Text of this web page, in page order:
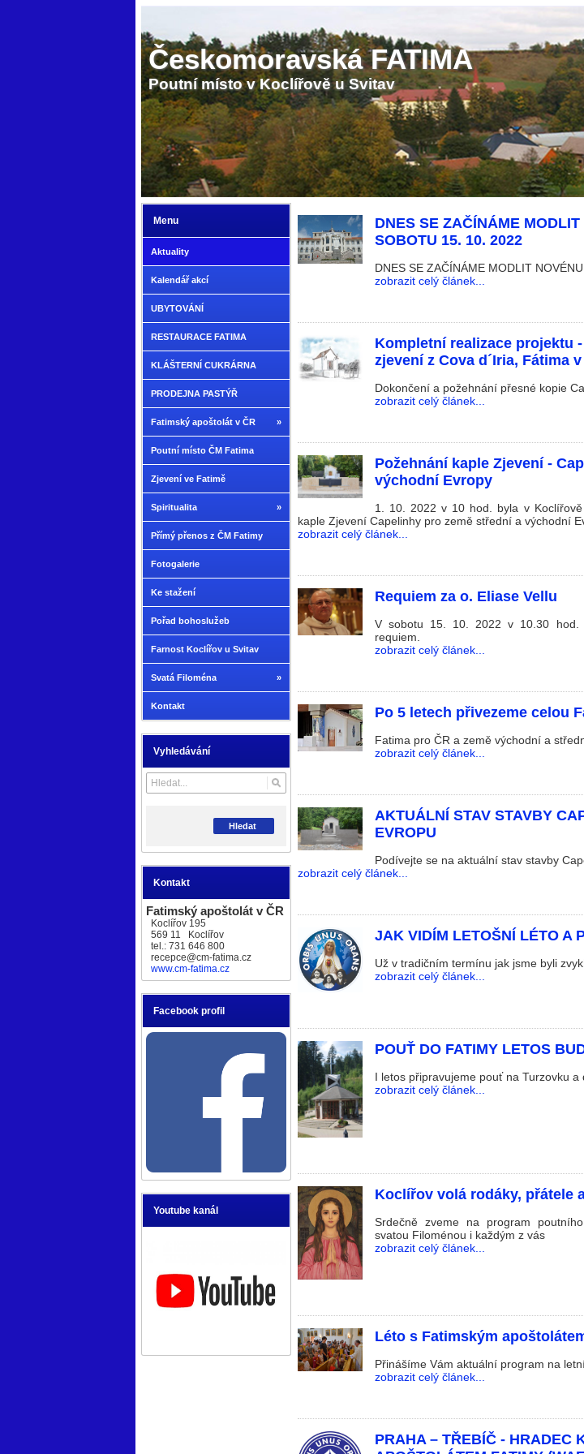
Českomoravská FATIMA
Poutní místo v Koclířově u Svitav
Menu
Aktuality
Kalendář akcí
UBYTOVÁNÍ
RESTAURACE FATIMA
KLÁŠTERNÍ CUKRÁRNA
PRODEJNA PASTÝŘ
»
Fatimský apoštolát v ČR
Poutní místo ČM Fatima
Zjevení ve Fatimě
»
Spiritualita
Přímý přenos z ČM Fatimy
Fotogalerie
Ke stažení
Pořad bohoslužeb
Farnost Koclířov u Svitav
»
Svatá Filoména
Kontakt
Vyhledávání
Hledat
Kontakt
Fatimský apoštolát v ČR
Koclířov 195
569 11 Koclířov
tel.: 731 646 800
recepce@cm-fatima.cz
www.cm-fatima.cz
Facebook profil
Youtube kanál
DNES SE ZAČÍNÁME
SOBOTU 15. 10. 2022
DNES SE ZAČÍNÁME MODLIT
zobrazit celý článek...
Kompletní realizace projektu
zjevení z Cova d´Iria, Fátima
Dokončení a požehnání přesné kopie
zobrazit celý článek...
Požehnání kaple Zjevení -
východní Evropy
1. 10. 2022 v 10 hod. byla v
kaple Zjevení Capelinhy pro země střední a východní
zobrazit celý článek...
Requiem za o. Eliase Vellu
V sobotu 15. 10. 2022 v 10.30
requiem.
zobrazit celý článek...
Po 5 letech přivezeme celou
Fatima pro ČR a země východní a
zobrazit celý článek...
AKTUÁLNÍ STAV STAVBY
EVROPU
Podívejte se na aktuální stav stavby
zobrazit celý článek...
JAK VIDÍM LETOŠNÍ LÉTO A
Už v tradičním termínu jak jsme byli
zobrazit celý článek...
POUŤ DO FATIMY LETOS
I letos připravujeme pouť na Turzovku a
zobrazit celý článek...
Koclířov volá rodáky, přátele
Srdečně zveme na program
svatou Filoménou i každým z vás
zobrazit celý článek...
Léto s Fatimským
Přinášíme Vám aktuální program na
zobrazit celý článek...
PRAHA – TŘEBÍČ - HRADEC